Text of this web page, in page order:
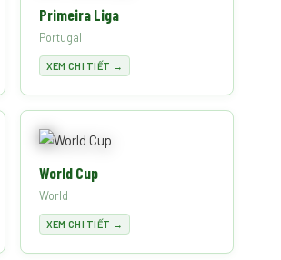
Primeira Liga
Portugal
XEM CHI TIẾT →
World Cup
World
XEM CHI TIẾT →